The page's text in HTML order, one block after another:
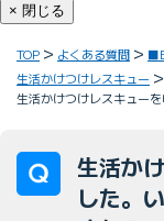
× 閉じる
TOP よくある質問
生活かけつけレスキュー
生活かけつけレスキュー
生活か
した。